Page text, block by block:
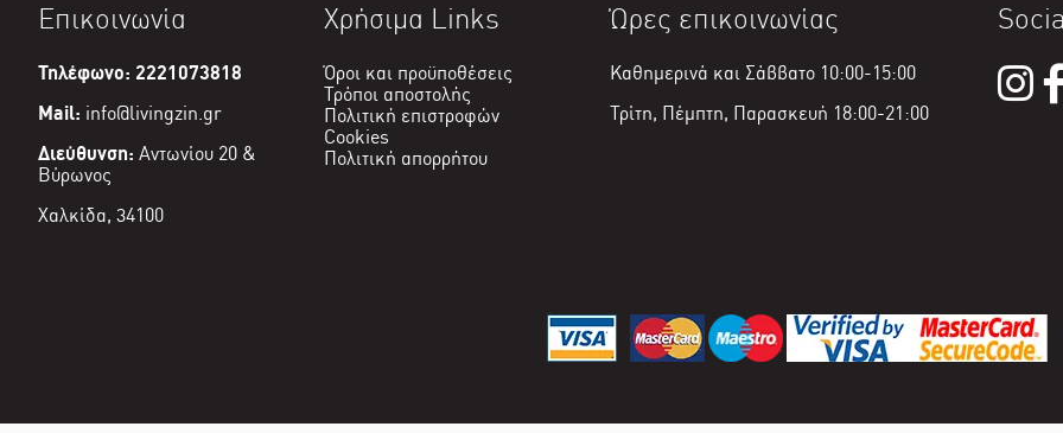
Επικοινωνία
Τηλέφωνο: 2221073818
Mail: info@livingzin.gr
Διεύθυνση: Αντωνίου 20 &
Βύρωνος
Χαλκίδα, 34100
Χρήσιμα Links
Όροι και προϋποθέσεις
Τρόποι αποστολής
Πολιτική επιστροφών
Cookies
Πολιτική απορρήτου
Ώρες επικοινωνίας
Καθημερινά και Σάββατο 10:00-15:00
Τρίτη, Πέμπτη, Παρασκευή 18:00-21:00